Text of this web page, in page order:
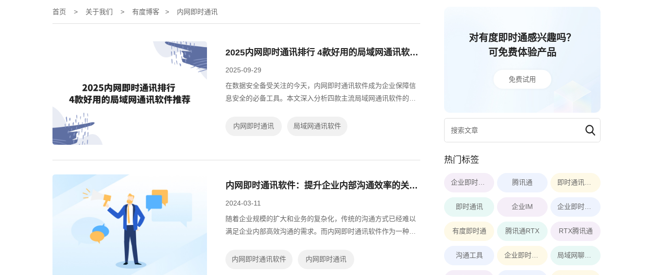
首页 > 关于我们 > 有度博客> 内网即时通讯
2025内网即时通讯排行 4款好用的局域网通讯软件推荐
2025-09-29
在数据安全备受关注的今天，内网即时通讯软件成为企业保障信
息安全的必备工具。本文深入分析四款主流局域网通讯软件的功
私有化部署、国产化适配及安全性等...
内网即时通讯 局域网通讯软件
内网即时通讯软件：提升企业内部沟通效率的关键工具
2024-03-11
随着企业规模的扩大和业务的复杂化，传统的沟通方式已经难以
满足企业内部高效沟通的需求。而内网即时通讯软件作为一种新
享内网即时通讯软件在提升企业内部...
内网即时通讯软件 内网即时通讯
对有度即时通感兴趣吗？
可免费体验产品
免费试用
热门标签
企业即时通讯软件 腾讯通 即时通讯软件
即时通讯 企业IM 企业即时通讯
有度即时通 腾讯通RTX RTX腾讯通
沟通工具 企业即时通讯工具 局域网聊天软件